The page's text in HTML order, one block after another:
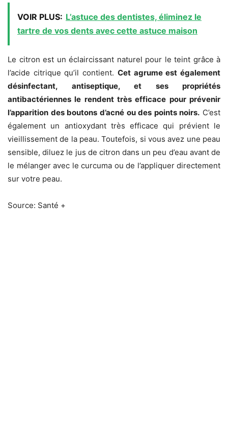
VOIR PLUS: L’astuce des dentistes, éliminez le
tartre de vos dents avec cette astuce maison
Le citron est un éclaircissant naturel pour le teint grâce à
l’acide citrique qu’il contient. Cet agrume est également
désinfectant, antiseptique, et ses propriétés
antibactériennes le rendent très efficace pour prévenir
l’apparition des boutons d’acné ou des points noirs. C’est
également un antioxydant très efficace qui prévient le
vieillissement de la peau. Toutefois, si vous avez une peau
sensible, diluez le jus de citron dans un peu d’eau avant de
le mélanger avec le curcuma ou de l’appliquer directement
sur votre peau.
Source: Santé +